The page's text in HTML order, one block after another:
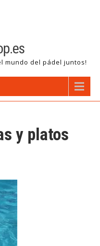
mundo del pádel juntos!
y platos